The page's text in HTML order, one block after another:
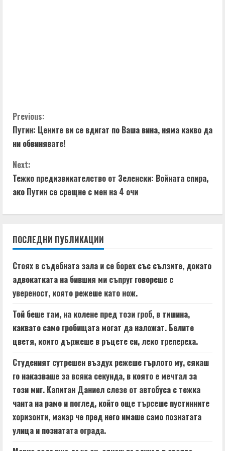
C
o
n
t
u
e
R
e
a
d
i
n
g
Previous:
Путин: Цените ви се вдигат по Ваша вина, няма какво да
ни обвинявате!
Next:
Тежко предизвикателство от Зеленски: Войната спира,
ако Путин се срещне с мен на 4 очи
ПОСЛЕДНИ ПУБЛИКАЦИИ
Стоях в съдебната зала и се борех със сълзите, докато
адвокатката на бившия ми съпруг говореше с
увереност, която режеше като нож.
Той беше там, на колене пред този гроб, в тишина,
каквато само гробищата могат да наложат. Белите
цветя, които държеше в ръцете си, леко трепереха.
Студеният сутрешен въздух режеше гърлото му, сякаш
го наказваше за всяка секунда, в която е мечтал за
този миг. Капитан Даниел слезе от автобуса с тежка
чанта на рамо и поглед, който още търсеше пустинните
хоризонти, макар че пред него имаше само познатата
улица и познатата ограда.